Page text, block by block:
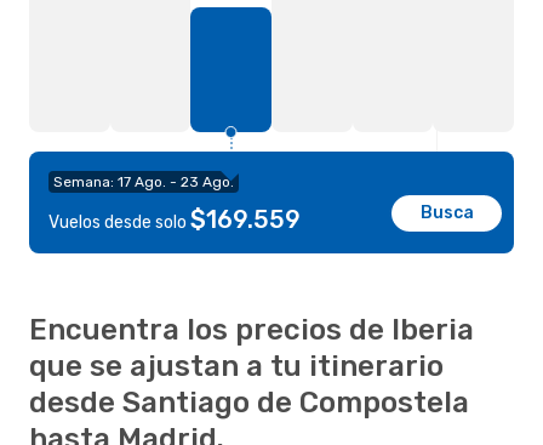
Semana: 17 Ago. - 23 Ago.
Vuelos desde solo $169.559 Busca
Encuentra los precios de Iberia
que se ajustan a tu itinerario
desde Santiago de Compostela